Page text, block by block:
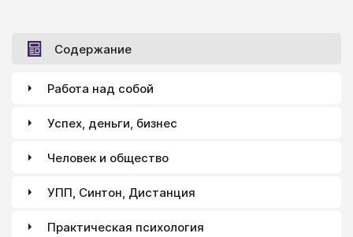
Содержание
Работа над собой
Успех, деньги, бизнес
Человек и общество
УПП, Синтон, Дистанция
Практическая психология